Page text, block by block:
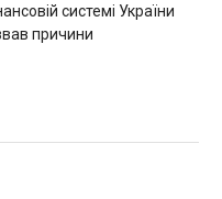
системі України
причини